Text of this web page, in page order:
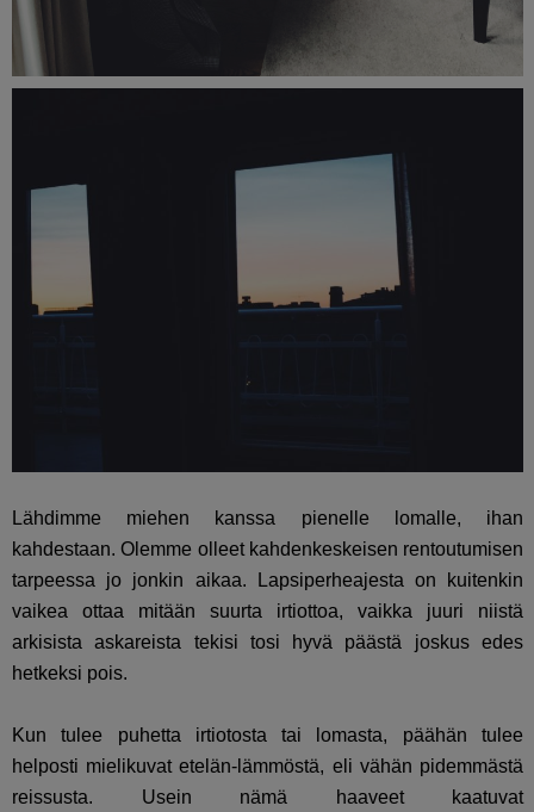
Lähdimme miehen kanssa pienelle lomalle, ihan
kahdestaan. Olemme olleet kahdenkeskeisen rentoutumisen
tarpeessa jo jonkin aikaa. Lapsiperheajesta on kuitenkin
vaikea ottaa mitään suurta irtiottoa, vaikka juuri niistä
arkisista askareista tekisi tosi hyvä päästä joskus edes
hetkeksi pois.
Kun tulee puhetta irtiotosta tai lomasta, päähän tulee
helposti mielikuvat etelän-lämmöstä, eli vähän pidemmästä
reissusta. Usein nämä haaveet kaatuvat